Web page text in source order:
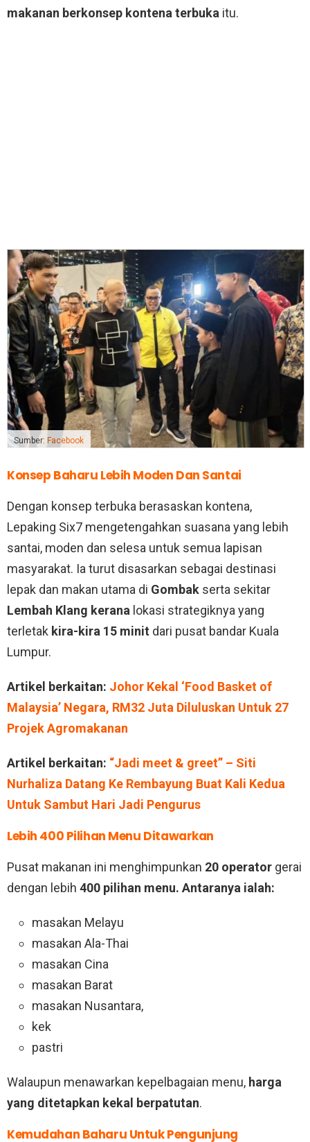
makanan berkonsep kontena terbuka itu.
Sumber: Facebook
Konsep Baharu Lebih Moden Dan Santai
Dengan konsep terbuka berasaskan kontena,
Lepaking Six7 mengetengahkan suasana yang lebih
santai, moden dan selesa untuk semua lapisan
masyarakat. Ia turut disasarkan sebagai destinasi
lepak dan makan utama di Gombak serta sekitar
Lembah Klang kerana lokasi strategiknya yang
terletak kira-kira 15 minit dari pusat bandar Kuala
Lumpur.
Artikel berkaitan: Johor Kekal ‘Food Basket of
Malaysia’ Negara, RM32 Juta Diluluskan Untuk 27
Projek Agromakanan
Artikel berkaitan: “Jadi meet & greet” – Siti
Nurhaliza Datang Ke Rembayung Buat Kali Kedua
Untuk Sambut Hari Jadi Pengurus
Lebih 400 Pilihan Menu Ditawarkan
Pusat makanan ini menghimpunkan 20 operator gerai
dengan lebih 400 pilihan menu. Antaranya ialah:
masakan Melayu
masakan Ala-Thai
masakan Cina
masakan Barat
masakan Nusantara,
kek
pastri
Walaupun menawarkan kepelbagaian menu, harga
yang ditetapkan kekal berpatutan.
Kemudahan Baharu Untuk Pengunjung